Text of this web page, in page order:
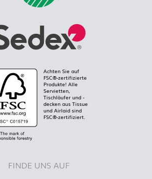
Achten Sie auf
FSC®-zertifizierte
Produkte! Alle
Servietten,
Tischläufer und -
decken aus Tissue
und Airlaid sind
FSC®-zertifiziert.
FINDE UNS AUF